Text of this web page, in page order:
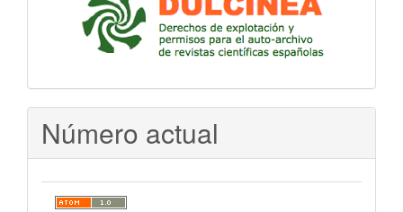
Número actual